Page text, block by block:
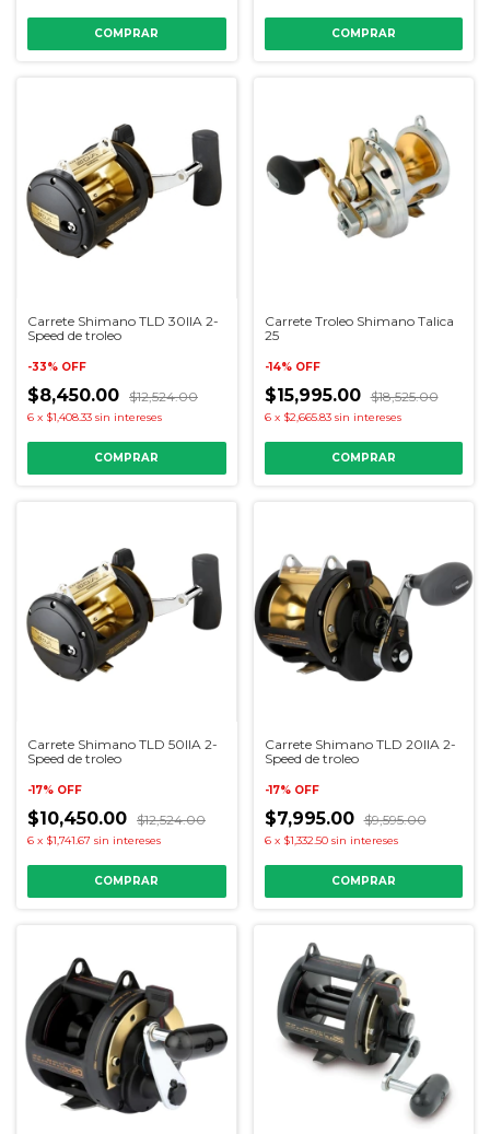
Carrete Shimano TLD 30IIA 2-
Speed de troleo
-33% OFF
$8,450.00 $12,524.00
6 x $1,408.33 sin intereses
Carrete Troleo Shimano Talica
25
-14% OFF
$15,995.00 $18,525.00
6 x $2,665.83 sin intereses
Carrete Shimano TLD 50IIA 2-
Speed de troleo
-17% OFF
$10,450.00 $12,524.00
6 x $1,741.67 sin intereses
Carrete Shimano TLD 20IIA 2-
Speed de troleo
-17% OFF
$7,995.00 $9,595.00
6 x $1,332.50 sin intereses